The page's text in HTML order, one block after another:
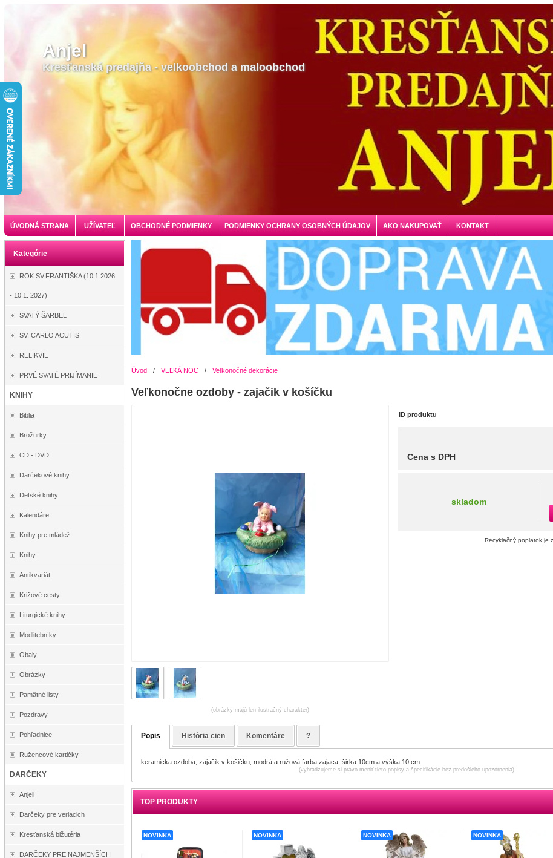
Anjel
Kresťanská predajňa - velkoobchod a maloobchod
ÚVODNÁ STRANA UŽÍVATEĽ OBCHODNÉ PODMIENKY PODMIENKY OCHRANY OSOBNÝCH ÚDAJOV AKO NAKUPOVAŤ KONTAKT
Kategórie
ROK SV.FRANTIŠKA (10.1.2026
- 10.1. 2027)
SVATÝ ŠARBEL
SV. CARLO ACUTIS
RELIKVIE
PRVÉ SVATÉ PRIJÍMANIE
KNIHY
Biblia
Brožurky
CD - DVD
Darčekové knihy
Detské knihy
Kalendáre
Knihy pre mládež
Knihy
Antikvariát
Križové cesty
Liturgické knihy
Modlitebníky
Obaly
Obrázky
Pamätné listy
Pozdravy
Pohľadnice
Ružencové kartičky
DARČEKY
Anjeli
Darčeky pre veriacich
Kresťanská bižutéria
DARČEKY PRE NAJMENŠÍCH
Úvod / VEĽKÁ NOC / Veľkonočné dekorácie
Veľkonočne ozdoby - zajačik v košíčku
(obrázky majú len ilustračný charakter)
ID produktu
Cena s DPH
skladom
Recyklačný poplatok je
Popis História cien Komentáre ?
keramicka ozdoba, zajačik v košičku, modrá a ružová farba zajaca, širka 10cm a výška 10 cm
(vyhradzujeme si právo meniť tieto popisy a špecifikácie bez predošlého upozornenia)
TOP PRODUKTY
NOVINKA NOVINKA NOVINKA NOVINKA